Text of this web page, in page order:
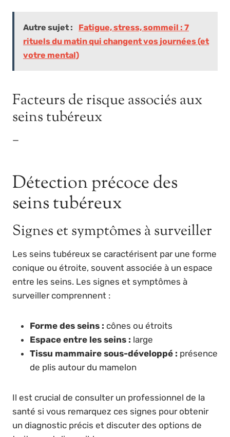
Autre sujet :
Fatigue, stress, sommeil : 7
rituels du matin qui changent vos journées (et
votre mental)
Facteurs de risque associés aux
seins tubéreux
—
Détection précoce des
seins tubéreux
Signes et symptômes à surveiller
Les seins tubéreux se caractérisent par une forme
conique ou étroite, souvent associée à un espace
entre les seins. Les signes et symptômes à
surveiller comprennent :
Forme des seins : cônes ou étroits
Espace entre les seins : large
Tissu mammaire sous-développé : présence
de plis autour du mamelon
Il est crucial de consulter un professionnel de la
santé si vous remarquez ces signes pour obtenir
un diagnostic précis et discuter des options de